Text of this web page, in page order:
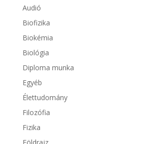
Audió
Biofizika
Biokémia
Biológia
Diploma munka
Egyéb
Élettudomány
Filozófia
Fizika